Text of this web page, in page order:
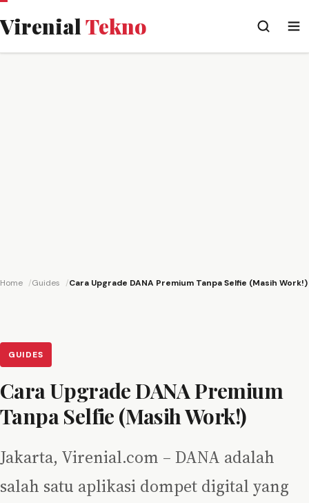
VirenialTekno
Home Guides Cara Upgrade DANA Premium Tanpa Selfie (Masih Work!)
GUIDES
Cara Upgrade DANA Premium
Tanpa Selfie (Masih Work!)
Jakarta, Virenial.com – DANA adalah
salah satu aplikasi dompet digital yang